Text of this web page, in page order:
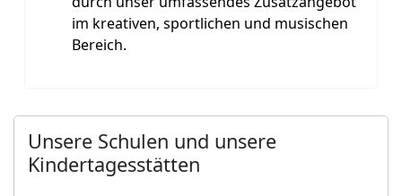
im kreativen, sportlichen und musischen
Bereich.
Unsere Schulen und unsere
Kindertagesstätten